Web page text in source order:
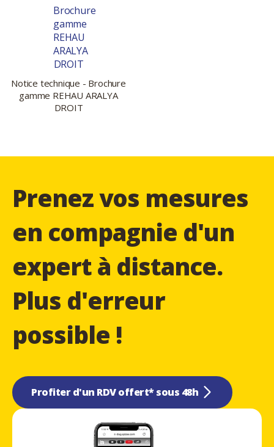
Notice technique - Brochure
gamme REHAU ARALYA
DROIT
Prenez vos mesures
en compagnie d'un
expert à distance.
Plus d'erreur
possible !
Profiter d'un RDV offert* sous 48h